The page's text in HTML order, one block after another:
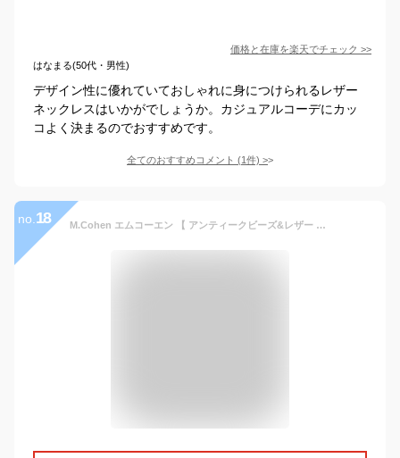
価格と在庫を楽天でチェック >>
はなまる(50代・男性)
デザイン性に優れていておしゃれに身につけられるレザー
ネックレスはいかがでしょうか。カジュアルコーデにカッ
コよく決まるのでおすすめです。
全てのおすすめコメント (1件) >
no. 18 M.Cohen エムコーエン 【 アンティークビーズ&レザー ネックレス [ N-10468-RED ] 】[ 正規品 ] ペンダント ジョニーデップ スカル ターコイズ レッド ロング シルバー ドクロ トルコ石 天然石 銀 真鍮 革 プレゼント ユニセックス メンズ レディース 【 送料無料 】